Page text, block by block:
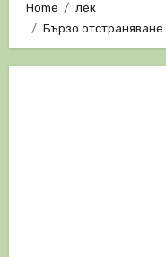
Home
лек
Бързо отстраняване